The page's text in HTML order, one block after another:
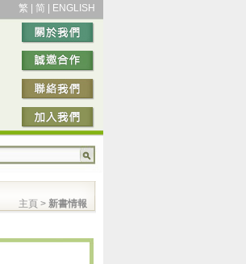
繁 简 ENGLISH
主頁 > 新書情報